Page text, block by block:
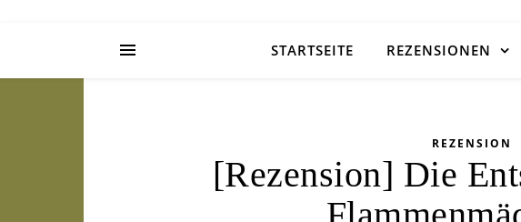
STARTSEITE REZENSIONEN
REZENSION
[Rezension] Die